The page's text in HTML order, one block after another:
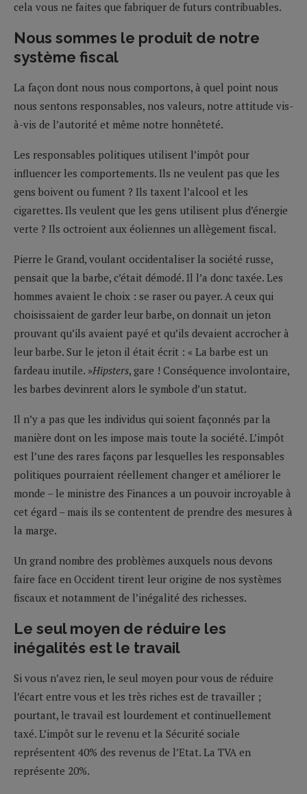
cela vous ne faites que fabriquer de futurs contribuables.
Nous sommes le produit de notre
système fiscal
La façon dont nous nous comportons, à quel point nous
nous sentons responsables, nos valeurs, notre attitude vis-
à-vis de l’autorité et même notre honnêteté.
Les responsables politiques utilisent l’impôt pour
influencer les comportements. Ils ne veulent pas que les
gens boivent ou fument ? Ils taxent l’alcool et les
cigarettes. Ils veulent que les gens utilisent plus d’énergie
verte ? Ils octroient aux éoliennes un allègement fiscal.
Pierre le Grand, voulant occidentaliser la société russe,
pensait que la barbe, c’était démodé. Il l’a donc taxée. Les
hommes avaient le choix : se raser ou payer. A ceux qui
choisissaient de garder leur barbe, on donnait un jeton
prouvant qu’ils avaient payé et qu’ils devaient accrocher à
leur barbe. Sur le jeton il était écrit : « La barbe est un
fardeau inutile. »Hipsters, gare ! Conséquence involontaire,
les barbes devinrent alors le symbole d’un statut.
Il n’y a pas que les individus qui soient façonnés par la
manière dont on les impose mais toute la société. L’impôt
est l’une des rares façons par lesquelles les responsables
politiques pourraient réellement changer et améliorer le
monde – le ministre des Finances a un pouvoir incroyable à
cet égard – mais ils se contentent de prendre des mesures à
la marge.
Un grand nombre des problèmes auxquels nous devons
faire face en Occident tirent leur origine de nos systèmes
fiscaux et notamment de l’inégalité des richesses.
Le seul moyen de réduire les
inégalités est le travail
Si vous n’avez rien, le seul moyen pour vous de réduire
l’écart entre vous et les très riches est de travailler ;
pourtant, le travail est lourdement et continuellement
taxé. L’impôt sur le revenu et la Sécurité sociale
représentent 40% des revenus de l’Etat. La TVA en
représente 20%.